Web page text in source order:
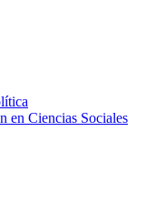
en Ciencias Sociales